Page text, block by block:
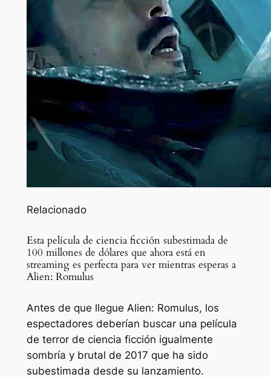
Relacionado
Esta película de ciencia ficción subestimada de
100 millones de dólares que ahora está en
streaming es perfecta para ver mientras esperas a
Alien: Romulus
Antes de que llegue Alien: Romulus, los
espectadores deberían buscar una película
de terror de ciencia ficción igualmente
sombría y brutal de 2017 que ha sido
subestimada desde su lanzamiento.